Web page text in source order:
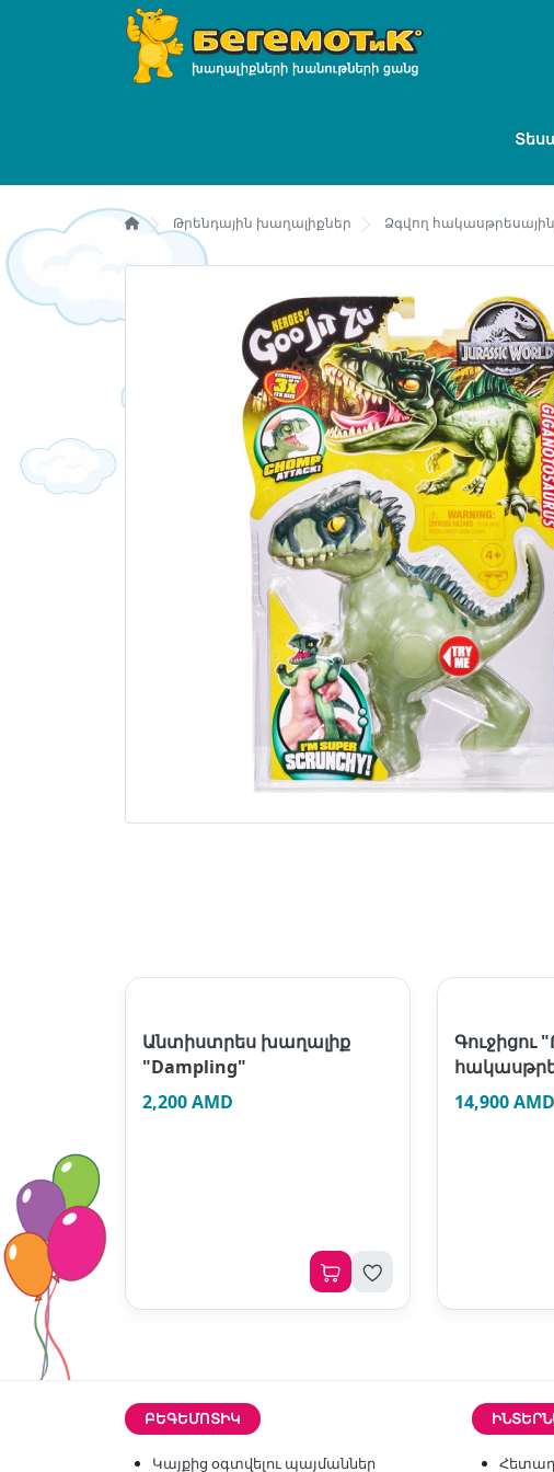
Թրենդային խաղալիքներ Ձգվող
Անտիստրես խաղալիք
"Dampling"
2,200 AMD
Գուջիցու
14,900 AMD
ԲԵԳԵՄՈՏԻԿ
Կայքից օգտվելու պայմաններ